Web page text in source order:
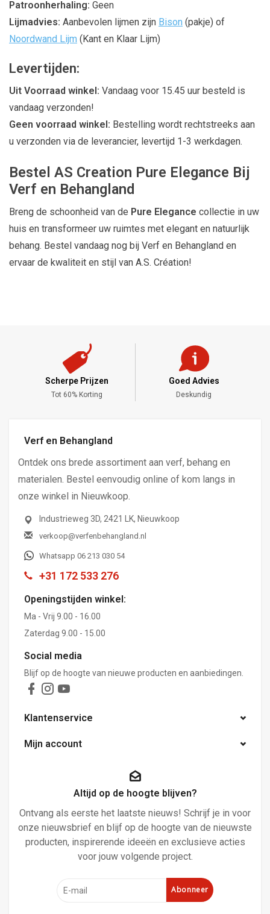
Patroonherhaling: Geen
Lijmadvies: Aanbevolen lijmen zijn Bison (pakje) of
Noordwand Lijm (Kant en Klaar Lijm)
Levertijden:
Uit Voorraad winkel: Vandaag voor 15.45 uur besteld is
vandaag verzonden!
Geen voorraad winkel: Bestelling wordt rechtstreeks aan
u verzonden via de leverancier, levertijd 1-3 werkdagen.
Bestel AS Creation Pure Elegance Bij
Verf en Behangland
Breng de schoonheid van de Pure Elegance collectie in uw
huis en transformeer uw ruimtes met elegant en natuurlijk
behang. Bestel vandaag nog bij Verf en Behangland en
ervaar de kwaliteit en stijl van A.S. Création!
Scherpe Prijzen
Tot 60% Korting
Goed Advies
Deskundig
Verf en Behangland
Ontdek ons brede assortiment aan verf, behang en
materialen. Bestel eenvoudig online of kom langs in
onze winkel in Nieuwkoop.
Industrieweg 3D, 2421 LK, Nieuwkoop
verkoop@verfenbehangland.nl
Whatsapp 06 213 030 54
+31 172 533 276
Openingstijden winkel:
Ma - Vrij 9.00 - 16.00
Zaterdag 9.00 - 15.00
Social media
Blijf op de hoogte van nieuwe producten en aanbiedingen.
Klantenservice
Mijn account
Altijd op de hoogte blijven?
Ontvang als eerste het laatste nieuws! Schrijf je in voor
onze nieuwsbrief en blijf op de hoogte van de nieuwste
producten, inspirerende ideeën en exclusieve acties
voor jouw volgende project.
Abonneer